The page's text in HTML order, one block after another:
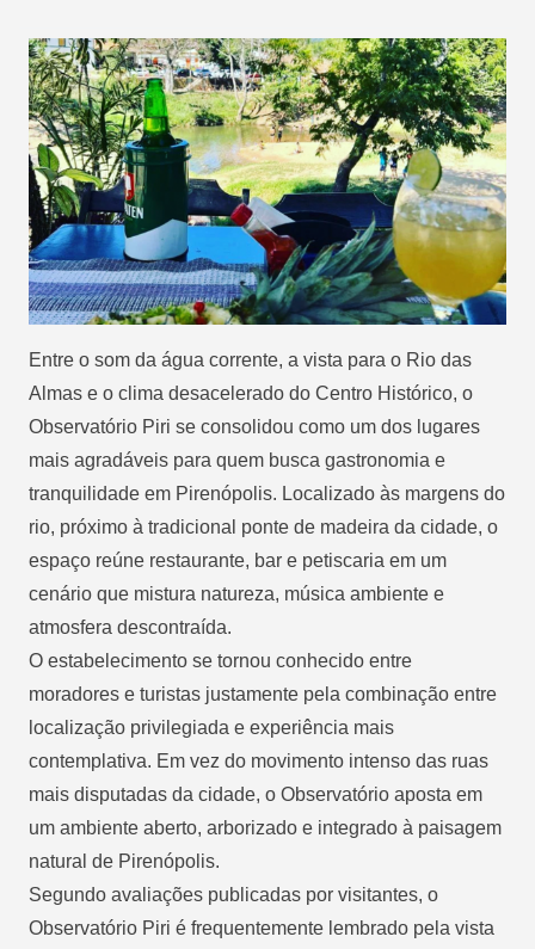
Entre o som da água corrente, a vista para o Rio das
Almas e o clima desacelerado do Centro Histórico, o
Observatório Piri se consolidou como um dos lugares
mais agradáveis para quem busca gastronomia e
tranquilidade em Pirenópolis. Localizado às margens do
rio, próximo à tradicional ponte de madeira da cidade, o
espaço reúne restaurante, bar e petiscaria em um
cenário que mistura natureza, música ambiente e
atmosfera descontraída.
O estabelecimento se tornou conhecido entre
moradores e turistas justamente pela combinação entre
localização privilegiada e experiência mais
contemplativa. Em vez do movimento intenso das ruas
mais disputadas da cidade, o Observatório aposta em
um ambiente aberto, arborizado e integrado à paisagem
natural de Pirenópolis.
Segundo avaliações publicadas por visitantes, o
Observatório Piri é frequentemente lembrado pela vista